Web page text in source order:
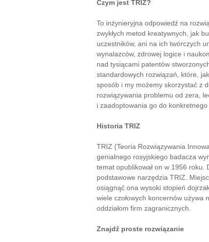
Czym jest TRIZ?
To inżynieryjna odpowiedź na
zwykłych metod kreatywnych, jak
uczestników, ani na ich twórczych
wynalazców, zdrowej logice i
nad tysiącami patentów
standardowych rozwiązań, które,
sposób i my możemy skorzystać z
rozwiązywania problemu od zera,
i zaadoptowania go do
Historia TRIZ
TRIZ (Teoria Rozwiązywania
genialnego rosyjskiego badacza
temat opublikował on w 1956 roku.
podstawowe narzędzia TRIZ.
osiągnąć ona wysoki stopień
wiele czołowych koncernów używa
oddziałom firm zagranicznych.
Znajdź proste rozwiązanie